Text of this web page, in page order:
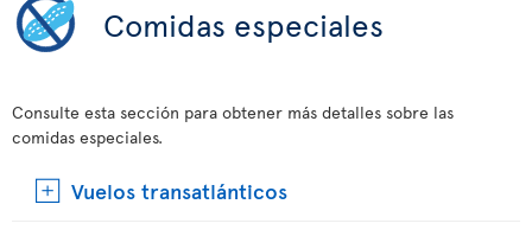
Comidas especiales
Consulte esta sección para obtener más detalles sobre las
comidas especiales.
Vuelos transatlánticos